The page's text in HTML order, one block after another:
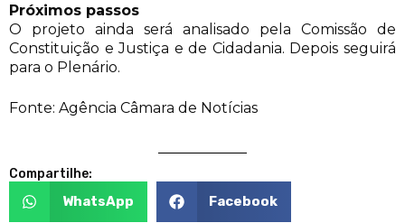
Próximos passos
O projeto ainda será analisado pela Comissão de
Constituição e Justiça e de Cidadania. Depois seguirá
para o Plenário.
Fonte: Agência Câmara de Notícias
Compartilhe:
WhatsApp Facebook